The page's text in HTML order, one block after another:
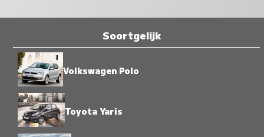
Soortgelijk
Volkswagen Polo
Toyota Yaris